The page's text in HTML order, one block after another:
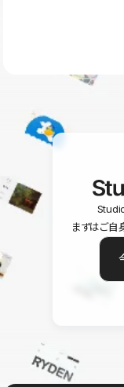
ユーザー同士で質問
まずはご自